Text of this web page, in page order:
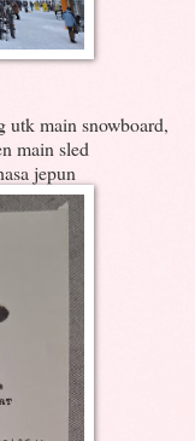
utk main snowboard,
main sled
jepun